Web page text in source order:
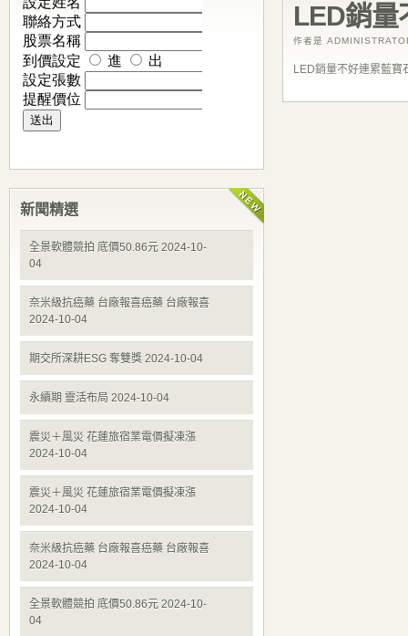
LED銷量
作者是
LED銷量不好連累藍寶
新聞精選
全景軟體競拍 底價50.86元 2024-10-
04
奈米級抗癌藥 台廠報喜癌藥 台廠報喜
2024-10-04
期交所深耕ESG 奪雙獎 2024-10-04
永續期 靈活布局 2024-10-04
震災＋風災 花蓮旅宿業電價擬凍漲
2024-10-04
震災＋風災 花蓮旅宿業電價擬凍漲
2024-10-04
奈米級抗癌藥 台廠報喜癌藥 台廠報喜
2024-10-04
全景軟體競拍 底價50.86元 2024-10-
04